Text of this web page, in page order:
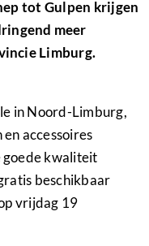
tot Gulpen krijgen
meer
Limburg.
in Noord-Limburg,
accessoires
goede kwaliteit
beschikbaar
vrijdag 19